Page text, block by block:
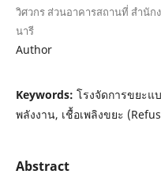
วิศวกร ส่วนอาคารสถานที่ สำนั
นารี
Author
Keywords: โรงจัดการขยะแ
พลังงาน, เชื้อเพลิงขยะ
Abstract